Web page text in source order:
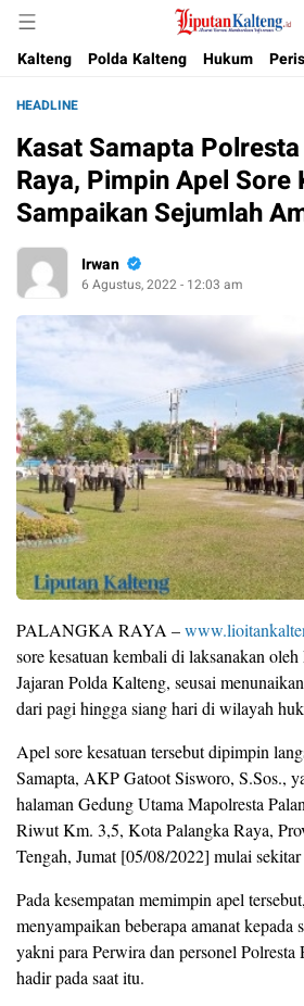
Liputan Kalteng
Akurat, Terpercaya &
Kalteng
Polda Kalteng Hukum
HEADLINE
Kasat Samapta
Raya, Pimpin Apel Sore
Sampaikan Sejumlah
Irwan
6 Agustus, 2022 - 12:03 am
PALANGKA RAYA –
sore kesatuan kembali di laksanakan
Jajaran Polda Kalteng, seusai
dari pagi hingga siang hari di wilayah
Apel sore kesatuan tersebut dipimpin
Samapta, AKP Gatoot Sisworo, S.Sos.,
halaman Gedung Utama Mapolresta
Riwut Km. 3,5, Kota Palangka Raya,
Tengah, Jumat [05/08/2022] mulai
Pada kesempatan memimpin apel
menyampaikan beberapa amanat kepada
yakni para Perwira dan personel Polresta
hadir pada saat itu.